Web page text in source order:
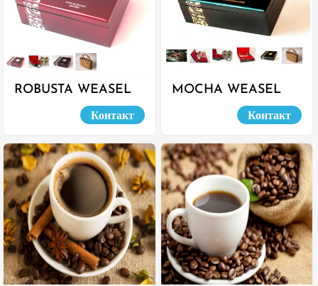
ROBUSTA WEASEL
Контакт
MOCHA WEASEL
Контакт